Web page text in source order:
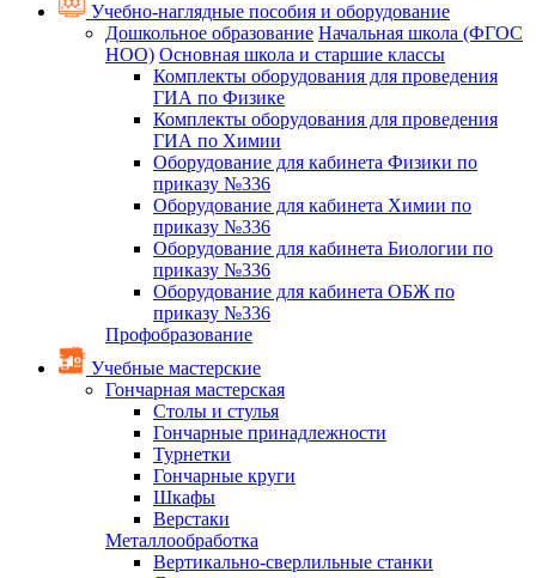
Учебно-наглядные пособия и оборудование
Дошкольное образование Начальная школа (ФГОС
НОО) Основная школа и старшие классы
Комплекты оборудования для проведения
ГИА по Физике
Комплекты оборудования для проведения
ГИА по Химии
Оборудование для кабинета Физики по
приказу №336
Оборудование для кабинета Химии по
приказу №336
Оборудование для кабинета Биологии по
приказу №336
Оборудование для кабинета ОБЖ по
приказу №336
Профобразование
Учебные мастерские
Гончарная мастерская
Столы и стулья
Гончарные принадлежности
Турнетки
Гончарные круги
Шкафы
Верстаки
Металлообработка
Вертикально-сверлильные станки